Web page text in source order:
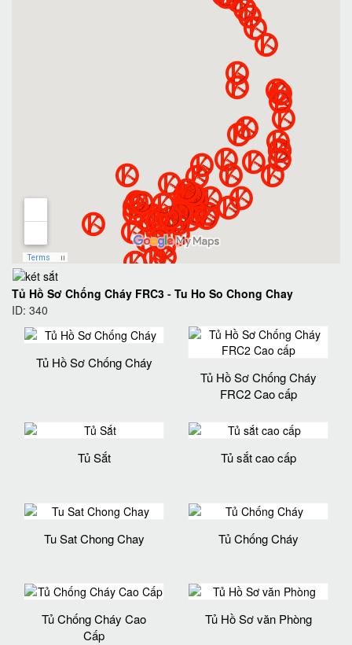
Tủ Hồ Sơ Chống Cháy FRC3 - Tu Ho So Chong Chay
ID: 340
Tủ Hồ Sơ Chống Cháy
Tủ Hồ Sơ Chống Cháy
FRC2 Cao cấp
Tủ Sắt Tủ sắt cao cấp
Tu Sat Chong Chay Tủ Chống Cháy
Tủ Chống Cháy Cao
Cấp
Tủ Hồ Sơ văn Phòng